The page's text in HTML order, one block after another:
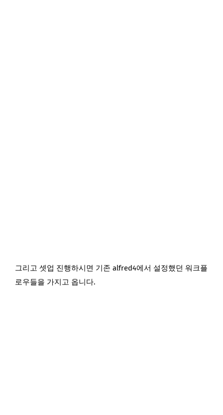
그리고 셋업 진행하시면 기존 alfred4에서 설정했던 워크플
로우들을 가지고 옵니다.